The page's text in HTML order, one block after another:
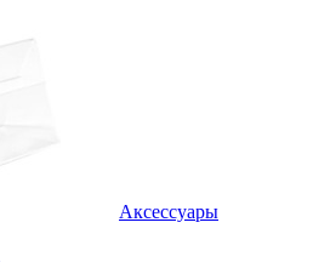
Аксессуары